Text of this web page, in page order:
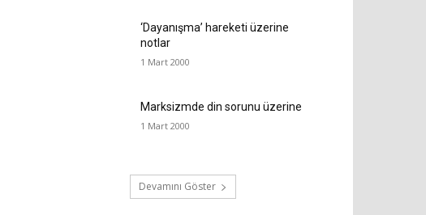
‘Dayanışma’ hareketi üzerine
notlar
1 Mart 2000
Marksizmde din sorunu üzerine
1 Mart 2000
Devamını Göster